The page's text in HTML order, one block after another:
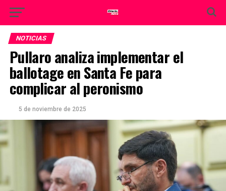
NOTICIAS
Pullaro analiza implementar el
ballotage en Santa Fe para
complicar al peronismo
5 de noviembre de 2025